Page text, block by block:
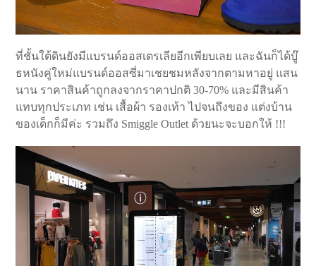
ที่ชั้นใต้ดินยังมีแบรนด์ออสเตรเลียอีกเพียบเลย และฉันก็ได้บู๊
ธหนังคู่ใหม่แบรนด์ออสซี่มาเชยชมหลังจากตามหาอยู่ แสน
นาน ราคาสินค้าถูกลงจากราคาปกติ 30-70% และมีสินค้า
แทบทุกประเภท เช่น เสื้อผ้า รองเท้า ไปจนถึงของ แต่งบ้าน
ของเด็กก็มีค่ะ รวมถึง Smiggle Outlet ด้วยนะจะบอกให้ !!!